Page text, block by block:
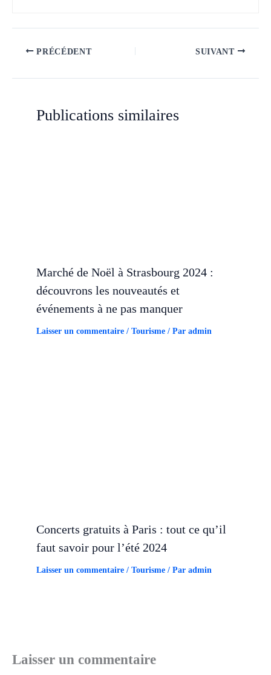
PRÉCÉDENT SUIVANT
Publications similaires
Marché de Noël à Strasbourg 2024 :
découvrons les nouveautés et
événements à ne pas manquer
Laisser un commentaire / Tourisme / Par admin
Concerts gratuits à Paris : tout ce qu’il
faut savoir pour l’été 2024
Laisser un commentaire / Tourisme / Par admin
Laisser un commentaire